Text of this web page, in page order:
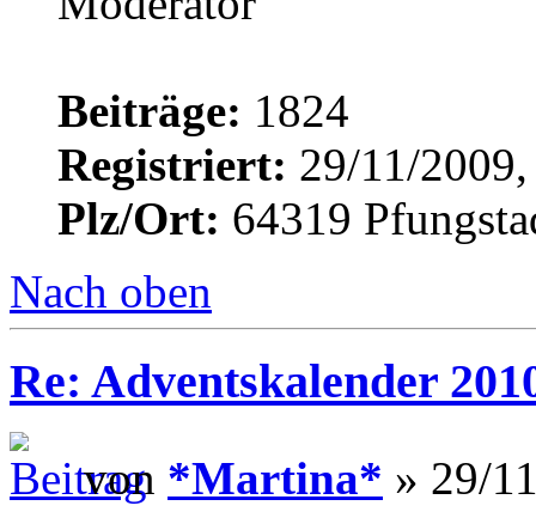
Beiträge: 1824
Registriert: 29/11/
Plz/Ort: 64319
Nach oben
Re: Adventskalender
von *Martina* » 29/